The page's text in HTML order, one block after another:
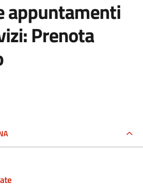
appuntamenti
Prenota